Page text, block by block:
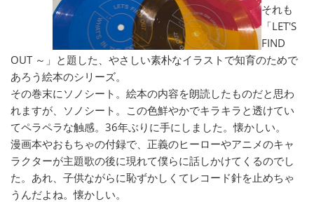
それも
「LET'S
FIND
OUT ～」と題した、やさしい素朴なイラストで知育のためで
あろう絵本のシリーズ。
その巻末にソノシート。絵本の内容を朗読したものだと思わ
れますが、ソノシート。この色鮮やかでキラキラと透けてい
てペラペラな触感。36年ぶりに手にしました。懐かしい。
漫画本やおもちゃの付録で、正義のヒーローやアニメのキャ
ラクターが主題歌の後に現れて僕らに話しかけてくるのでし
た。あれ、子供ながらに恥ずかしくてレコード針を止めちゃ
うんだよね。懐かしい。